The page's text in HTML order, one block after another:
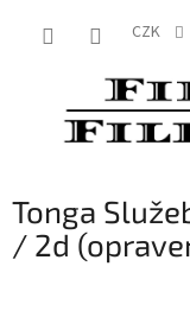
CZK
Tonga
/ 2d